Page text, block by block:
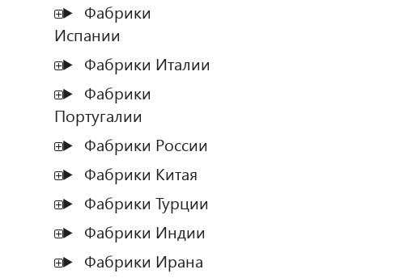
Фабрики
Испании
Фабрики Италии
Фабрики
Португалии
Фабрики России
Фабрики Китая
Фабрики Турции
Фабрики Индии
Фабрики Ирана